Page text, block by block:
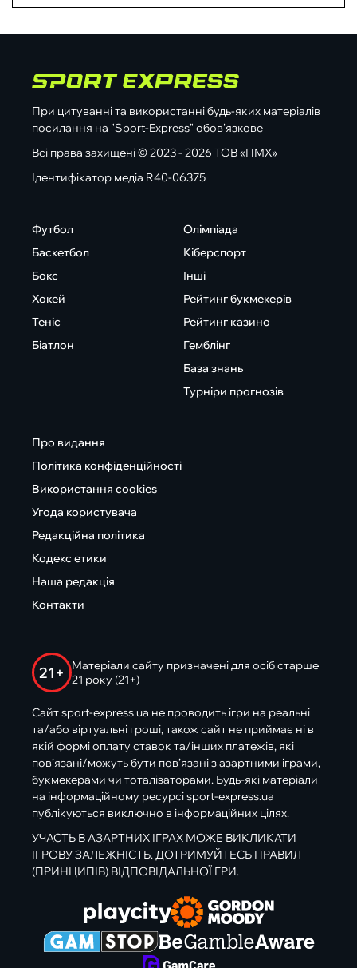
При цитуванні та використанні будь-яких матеріалів
посилання на "Sport-Express" обов'язкове
Всі права захищені © 2023 - 2026 ТОВ «ПМХ»
Ідентифікатор медіа R40-06375
Футбол
Баскетбол
Бокс
Хокей
Теніс
Біатлон
Олімпіада
Кіберспорт
Інші
Рейтинг букмекерів
Рейтинг казино
Гемблінг
База знань
Турніри прогнозів
Про видання
Політика конфіденційності
Використання cookies
Угода користувача
Редакційна політика
Кодекс етики
Наша редакція
Контакти
21+
Матеріали сайту призначені для осіб старше
21 року (21+)
Сайт sport-express.ua не проводить ігри на реальні
та/або віртуальні гроші, також сайт не приймає ні в
якій формі оплату ставок та/інших платежів, які
пов’язані/можуть бути пов’язані з азартними іграми,
букмекерами чи тоталізаторами. Будь-які матеріали
на інформаційному ресурсі sport-express.ua
публікуються виключно в інформаційних цілях.
УЧАСТЬ В АЗАРТНИХ ІГРАХ МОЖЕ ВИКЛИКАТИ
ІГРОВУ ЗАЛЕЖНІСТЬ. ДОТРИМУЙТЕСЬ ПРАВИЛ
(ПРИНЦИПІВ) ВІДПОВІДАЛЬНОЇ ГРИ.